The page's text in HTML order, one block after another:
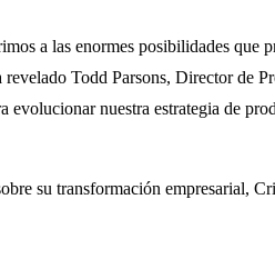
a las enormes posibilidades que
Todd Parsons, Director de
evolucionar nuestra estrategia de
su transformación empresarial,